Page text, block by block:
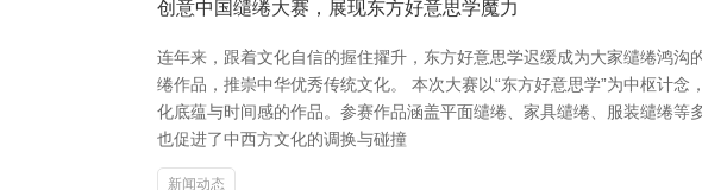
创意中国缱绻大赛，展现东方好意思学魔力
连年来，跟着文化自信的握住擢升，东方好意思学迟缓成为大家缱绻鸿
绻作品，推崇中华优秀传统文化。 本次大赛以“东方好意思学”为中枢计
化底蕴与时间感的作品。参赛作品涵盖平面缱绻、家具缱绻、服装缱绻
也促进了中西方文化的调换与碰撞
新闻动态